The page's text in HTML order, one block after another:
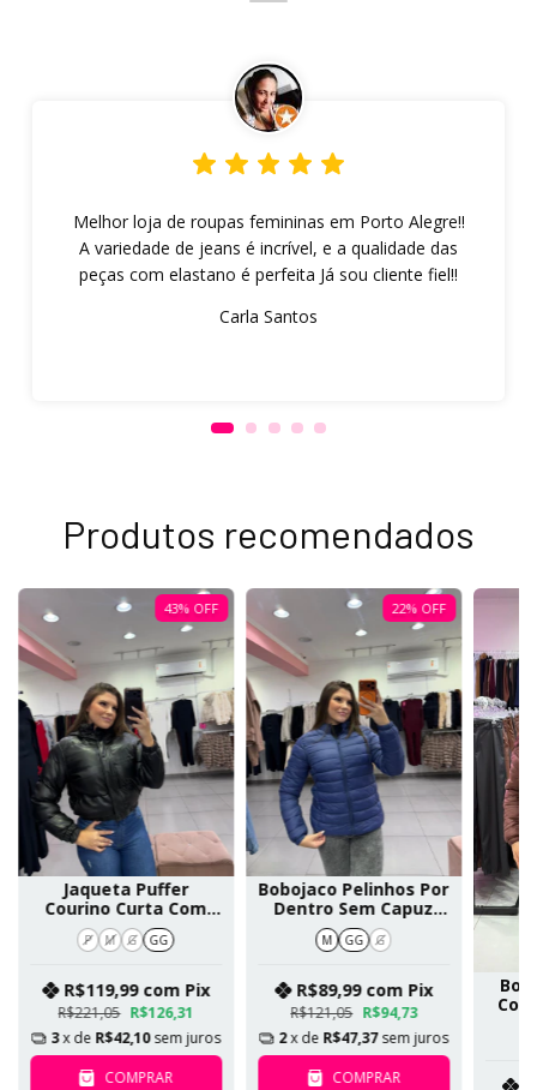
Melhor loja de roupas femininas em Porto Alegre!!
A variedade de jeans é incrível, e a qualidade das
peças com elastano é perfeita Já sou cliente fiel!!
Carla Santos
Produtos recomendados
43% OFF
Jaqueta Puffer
Courino Curta Com
Capuz E Pelo Por
Dentro SKU 289
P M G GG
R$221,05 R$126,31
R$119,99 com Pix
3x de R$42,10 sem juros
COMPRAR
22% OFF
Bobojaco Pelinhos Por
Dentro Sem Capuz
Azul SKU 368
M GG G
R$121,05 R$94,73
R$89,99 com Pix
2x de R$47,37 sem juros
COMPRAR